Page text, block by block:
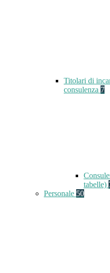
Titolari di
consulenza 7
tabelle)
Personale 50